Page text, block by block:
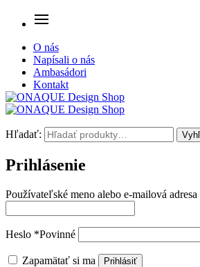
O nás
Napísali o nás
Ambasádori
Kontakt
Hľadať:
Prihlásenie
Používateľské meno alebo e-mailová adresa
Heslo *Povinné
Zapamätať si ma Prihlásiť